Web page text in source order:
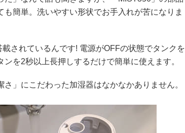
簡単。洗いやすい形状でお手入れが苦になりま
されているんです! 電源がOFFの状態でタンクを
を2秒以上長押しするだけで簡単に使えます。
」にこだわった加湿器はなかなかありません。